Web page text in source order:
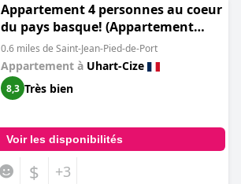
Appartement 4 personnes au coeur
du pays basque! (Appartement
avec piscine et wifi SJPP UHART
CIZE)
0.6 miles de Saint-Jean-Pied-de-Port
Appartement à Uhart-Cize
8,3 Très bien
Voir les disponibilités
$ +3